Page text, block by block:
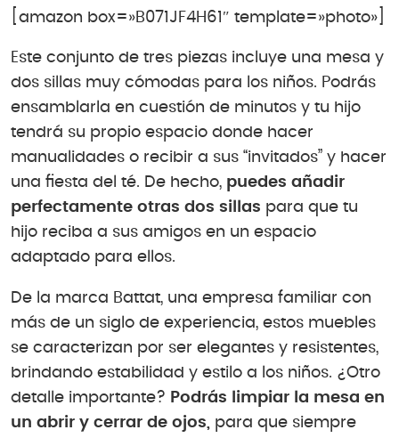
[amazon box=»B071JF4H61″ template=»photo»]
Este conjunto de tres piezas incluye una mesa y
dos sillas muy cómodas para los niños. Podrás
ensamblarla en cuestión de minutos y tu hijo
tendrá su propio espacio donde hacer
manualidades o recibir a sus “invitados” y hacer
una fiesta del té. De hecho, puedes añadir
perfectamente otras dos sillas para que tu
hijo reciba a sus amigos en un espacio
adaptado para ellos.
De la marca Battat, una empresa familiar con
más de un siglo de experiencia, estos muebles
se caracterizan por ser elegantes y resistentes,
brindando estabilidad y estilo a los niños. ¿Otro
detalle importante? Podrás limpiar la mesa en
un abrir y cerrar de ojos, para que siempre